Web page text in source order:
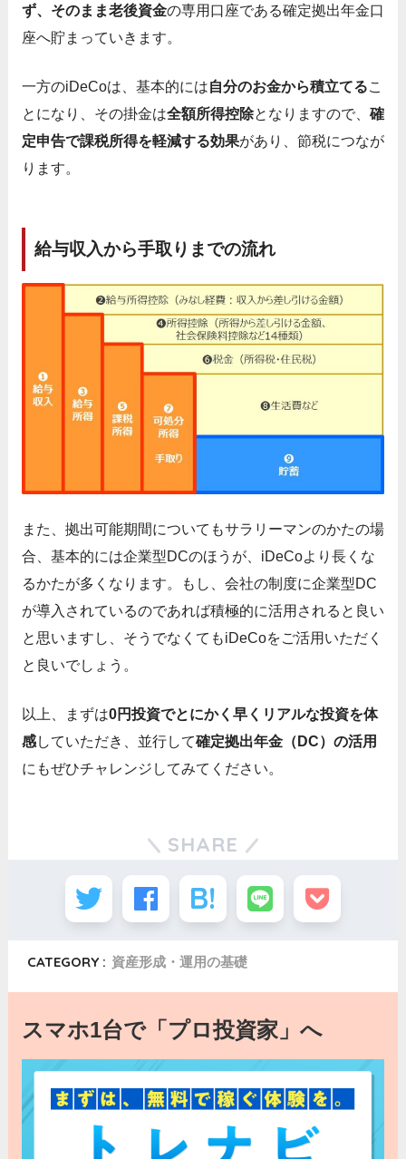
ず、そのまま老後資金の専用口座である確定拠出年金口
座へ貯まっていきます。
一方のiDeCoは、基本的には自分のお金から積立てるこ
とになり、その掛金は全額所得控除となりますので、 確
定申告で課税所得を軽減する効果があり、節税につなが
ります。
給与収入から手取りまでの流れ
また、拠出可能期間についてもサラリーマンのかたの場
合、基本的には企業型DCのほうが、iDeCoより長くな
るかたが多くなります。もし、会社の制度に企業型DC
が導入されているのであれば積極的に活用されると良い
と思いますし、そうでなくてもiDeCoをご活用いただく
と良いでしょう。
以上、まずは0円投資でとにかく早くリアルな投資を体
感していただき、並行して確定拠出年金（DC）の活用
にもぜひチャレンジしてみてください。
SHARE
CATEGORY : 資産形成・運用の基礎
スマホ1台で「プロ投資家」へ